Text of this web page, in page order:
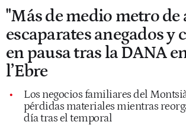
"Más de medio metro de
escaparates anegados y
en pausa tras la DANA
l’Ebre
Los negocios familiares del
pérdidas materiales mientras
día tras el temporal